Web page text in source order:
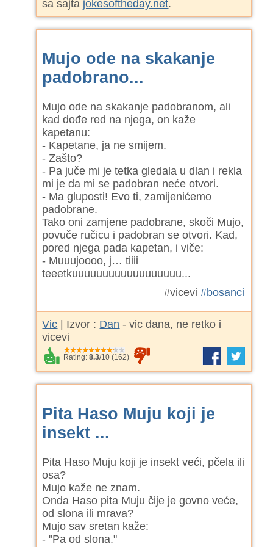
sa sajta jokesoftheday.net.
Mujo ode na skakanje
padobrano...
Mujo ode na skakanje padobranom, ali
kad dođe red na njega, on kaže
kapetanu:
- Kapetane, ja ne smijem.
- Zašto?
- Pa juče mi je tetka gledala u dlan i rekla
mi je da mi se padobran neće otvori.
- Ma gluposti! Evo ti, zamijenićemo
padobrane.
Tako oni zamjene padobrane, skoči Mujo,
povuče ručicu i padobran se otvori. Kad,
pored njega pada kapetan, i viče:
- Muuujoooo, j… tiiii
teeetkuuuuuuuuuuuuuuuuuu...
#vicevi#bosanci
Vic | Izvor : Dan - vic dana, ne retko i
vicevi
Rating:8.3/10 (162)
Pita Haso Muju koji je
insekt ...
Pita Haso Muju koji je insekt veći, pčela ili
osa?
Mujo kaže ne znam.
Onda Haso pita Muju čije je govno veće,
od slona ili mrava?
Mujo sav sretan kaže:
- "Pa od slona."